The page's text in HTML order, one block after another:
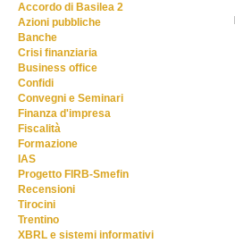
Accordo di Basilea 2
Azioni pubbliche
Banche
Crisi finanziaria
Business office
Confidi
Convegni e Seminari
Finanza d'impresa
Fiscalità
Formazione
IAS
Progetto FIRB-Smefin
Recensioni
Tirocini
Trentino
XBRL e sistemi informativi